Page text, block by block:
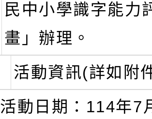
民中小學識字能力
畫」辦理。
活動資訊(詳如附
活動日期：114年7